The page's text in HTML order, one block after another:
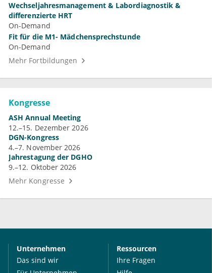
Wechseljahresmanagement & Labordiagnostik &
differenzierte HRT
On-Demand
Fit für die M1- Mädchensprechstunde
On-Demand
Mehr Fortbildungen
Kongresse
ASH Annual Meeting
12.–15. Dezember 2026
DGN-Kongress
4.–7. November 2026
Jahrestagung der DGHO
9.–12. Oktober 2026
Mehr Kongresse
Unternehmen
Das sind wir
Ressourcen
Ihre Fragen